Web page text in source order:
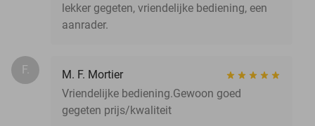
lekker gegeten, vriendelijke bediening, een
aanrader.
F.
M. F. Mortier
Vriendelijke bediening.Gewoon goed
gegeten prijs/kwaliteit